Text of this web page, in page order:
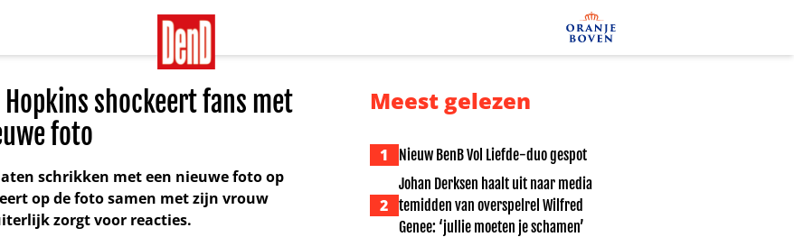
shockeert fans met
foto
schrikken met een nieuwe foto op
op de foto samen met zijn vrouw
zorgt voor reacties.
Meest gelezen
1 Nieuw BenB Vol Liefde-duo gespot
2
Johan Derksen haalt uit naar media
temidden van overspelrel Wilfred
Genee: ‘jullie moeten je schamen’